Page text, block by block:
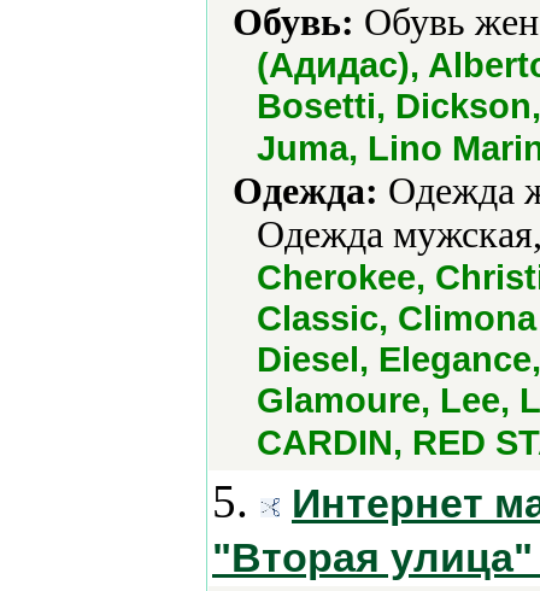
Обувь: Обувь
(Адидас),
Bosetti,
Juma, Lino
Одежда: Одежда
Одежда
Cherokee,
Classic,
Diesel,
Glamoure, Lee,
CARDIN, RED
5.
Интернет
"Вторая